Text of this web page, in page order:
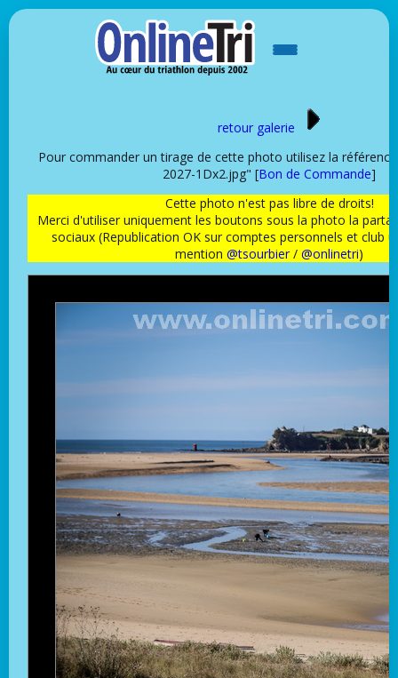
retour galerie
Pour commander un tirage de cette photo utilisez la
2027-1Dx2.jpg" [Bon de Commande]
Cette photo n'est pas libre de droits!
Merci d'utiliser uniquement les boutons sous la photo la
sociaux (Republication OK sur comptes personnels et club
mention @tsourbier/ @onlinetri)